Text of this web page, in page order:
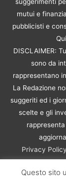
mutui e
pubblicisti e
DISCLAIMER:
sono da
rappresentano
La Redazione
suggeriti ed i
scelte e gli
Privacy Policy
BancheItalia.it
Questo sito